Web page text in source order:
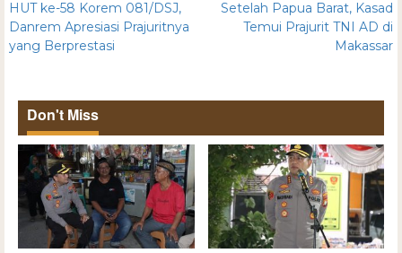
HUT ke-58 Korem 081/DSJ,
Danrem Apresiasi Prajuritnya
yang Berprestasi
Setelah Papua Barat, Kasad
Temui Prajurit TNI AD di
Makassar
Don't Miss